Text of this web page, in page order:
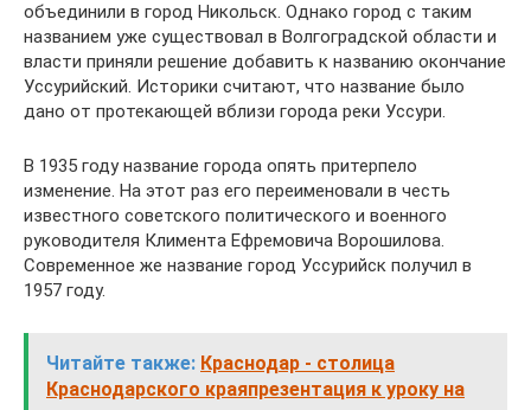
объединили в город Никольск. Однако город с таким
названием уже существовал в Волгоградской области и
власти приняли решение добавить к названию окончание
Уссурийский. Историки считают, что название было
дано от протекающей вблизи города реки Уссури.
В 1935 году название города опять притерпело
изменение. На этот раз его переименовали в честь
известного советского политического и военного
руководителя Климента Ефремовича Ворошилова.
Современное же название город Уссурийск получил в
1957 году.
Читайте также: Краснодар - столица
Краснодарского краяпрезентация к уроку на